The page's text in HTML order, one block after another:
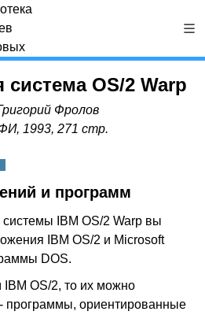
OS/2 Warp
Фролов
1993, 271 стр.
и программ
IBM OS/2 Warp вы
IBM OS/2 и Microsoft
DOS.
IBM OS/2, то их можно
программы, ориентированные